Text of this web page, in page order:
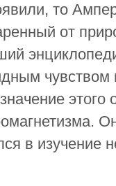
то
от
чувством
в изучение